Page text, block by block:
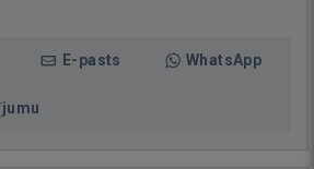
E-pasts WhatsApp